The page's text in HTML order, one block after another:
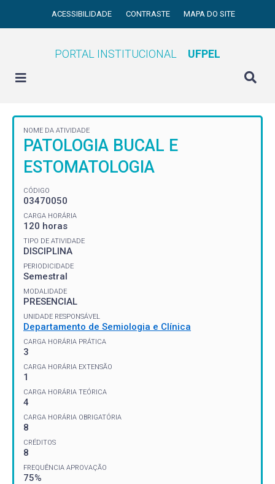
ACESSIBILIDADE CONTRASTE MAPA DO SITE
PORTAL INSTITUCIONAL UFPEL
NOME DA ATIVIDADE
PATOLOGIA BUCAL E
ESTOMATOLOGIA
CÓDIGO
03470050
CARGA HORÁRIA
120 horas
TIPO DE ATIVIDADE
DISCIPLINA
PERIODICIDADE
Semestral
MODALIDADE
PRESENCIAL
UNIDADE RESPONSÁVEL
Departamento de Semiologia e Clínica
CARGA HORÁRIA PRÁTICA
3
CARGA HORÁRIA EXTENSÃO
1
CARGA HORÁRIA TEÓRICA
4
CARGA HORÁRIA OBRIGATÓRIA
8
CRÉDITOS
8
FREQUÊNCIA APROVAÇÃO
75%